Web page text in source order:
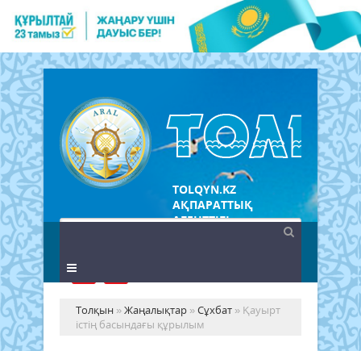
TOLQYN.KZ
АҚПАРАТТЫҚ
АГЕНТТІГІ
Толқын »Жаңалықтар »Сұхбат » Қауырт
істің басындағы құрылым